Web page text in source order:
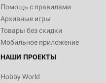
Помощь с правилами
Архивные игры
Товары без скидки
Мобильное приложение
НАШИ ПРОЕКТЫ
Hobby World